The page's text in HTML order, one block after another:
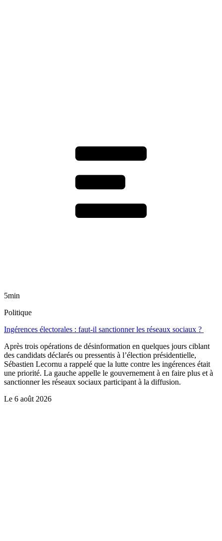
5min
Politique
Ingérences électorales : faut-il sanctionner les réseaux sociaux ?
Après trois opérations de désinformation en quelques jours ciblant
des candidats déclarés ou pressentis à l’élection présidentielle,
Sébastien Lecornu a rappelé que la lutte contre les ingérences était
une priorité. La gauche appelle le gouvernement à en faire plus et à
sanctionner les réseaux sociaux participant à la diffusion.
Le 6 août 2026